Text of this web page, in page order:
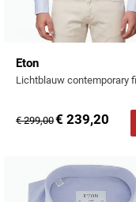
Eton
€ 299,00€ 239,20